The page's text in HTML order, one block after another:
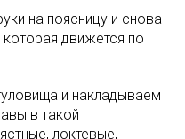
на поясницу и снова
движется по
и накладываем
в такой
локтевые,